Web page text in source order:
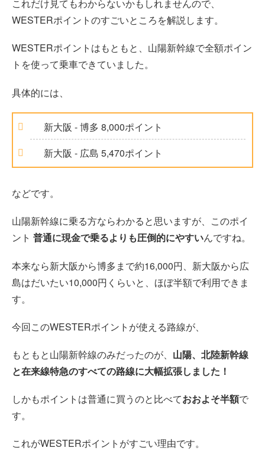
これだけ見てもわからないかもしれませんので、
WESTERポイントのすごいところを解説します。
WESTERポイントはもともと、山陽新幹線で全額ポイン
トを使って乗車できていました。
具体的には、
新大阪 - 博多 8,000ポイント
新大阪 - 広島 5,470ポイント
などです。
山陽新幹線に乗る方ならわかると思いますが、このポイ
ント 普通に現金で乗るよりも圧倒的にやすいんですね。
本来なら新大阪から博多まで約16,000円、新大阪から広
島はだいたい10,000円くらいと、ほぼ半額で利用できま
す。
今回このWESTERポイントが使える路線が、
もともと山陽新幹線のみだったのが、 山陽、北陸新幹線
と在来線特急のすべての路線に大幅拡張しました！
しかもポイントは普通に買うのと比べておおよそ半額で
す。
これがWESTERポイントがすごい理由です。